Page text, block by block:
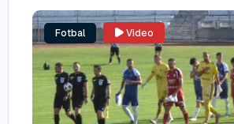
Fotbal Video